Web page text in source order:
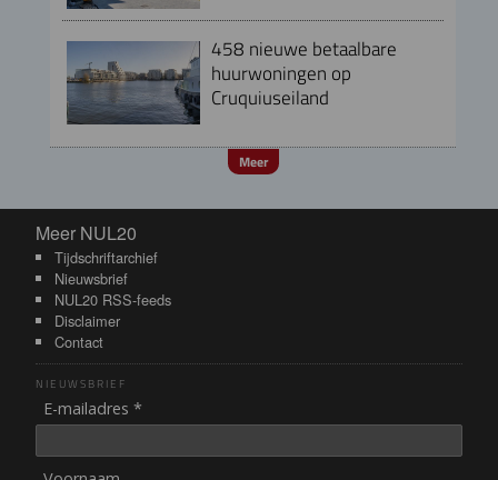
458 nieuwe betaalbare
huurwoningen op
Cruquiuseiland
Meer
Meer NUL20
Meer NUL20
Tijdschriftarchief
Nieuwsbrief
NUL20 RSS-feeds
Disclaimer
Contact
NIEUWSBRIEF
E-mailadres *